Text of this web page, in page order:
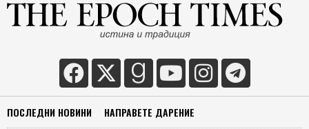
ПОСЛЕДНИ НОВИНИ НАПРАВЕТЕ ДАРЕНИЕ